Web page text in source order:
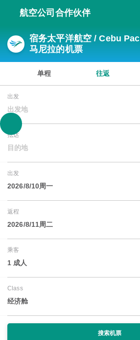
航空公司合作伙伴
宿务太平洋航空 / Cebu
马尼拉的机票
单程 往返
出发
出发地
抵达
目的地
出发
2026/8/10周一
返程
2026/8/11周二
乘客
1 成人
Class
经济舱
搜索机票